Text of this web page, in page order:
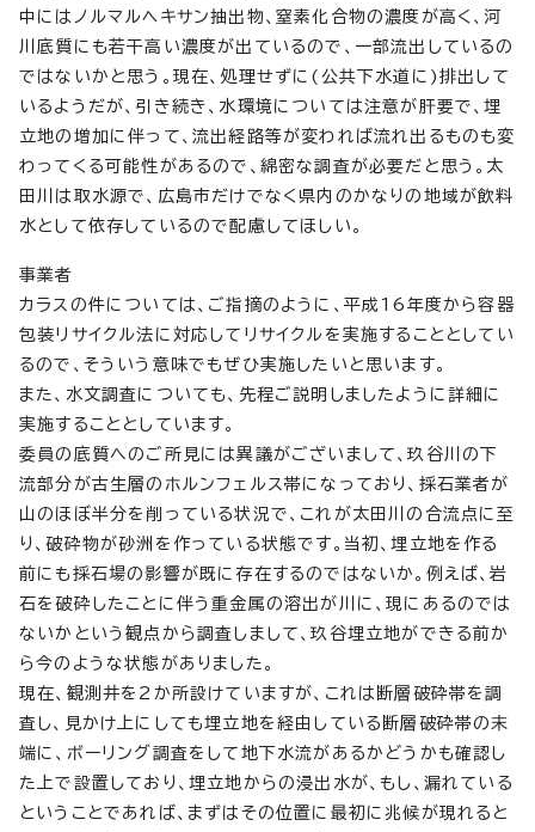
中にはノルマルヘキサン抽出物、窒素化合物の濃度が高く、河
川底質にも若干高い濃度が出ているので、一部流出しているの
ではないかと思う。現在、処理せずに(公共下水道に)排出して
いるようだが、引き続き、水環境については注意が肝要で、埋
立地の増加に伴って、流出経路等が変われば流れ出るものも変
わってくる可能性があるので、綿密な調査が必要だと思う。太
田川は取水源で、広島市だけでなく県内のかなりの地域が飲料
水として依存しているので配慮してほしい。
事業者
カラスの件については、ご指摘のように、平成16年度から容器
包装リサイクル法に対応してリサイクルを実施することとしてい
るので、そういう意味でもぜひ実施したいと思います。
また、水文調査についても、先程ご説明しましたように詳細に
実施することとしています。
委員の底質へのご所見には異議がございまして、玖谷川の下
流部分が古生層のホルンフェルス帯になっており、採石業者が
山のほぼ半分を削っている状況で、これが太田川の合流点に至
り、破砕物が砂洲を作っている状態です。当初、埋立地を作る
前にも採石場の影響が既に存在するのではないか。例えば、岩
石を破砕したことに伴う重金属の溶出が川に、現にあるのでは
ないかという観点から調査しまして、玖谷埋立地ができる前か
ら今のような状態がありました。
現在、観測井を2か所設けていますが、これは断層破砕帯を調
査し、見かけ上にしても埋立地を経由している断層破砕帯の末
端に、ボーリング調査をして地下水流があるかどうかも確認し
た上で設置しており、埋立地からの浸出水が、もし、漏れている
ということであれば、まずはその位置に最初に兆候が現れると